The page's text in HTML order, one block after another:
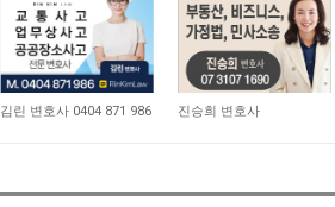
8,727
김린 변호사 0404 871 986 7,779
진승희 변호사